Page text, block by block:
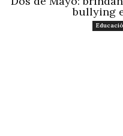
bullying